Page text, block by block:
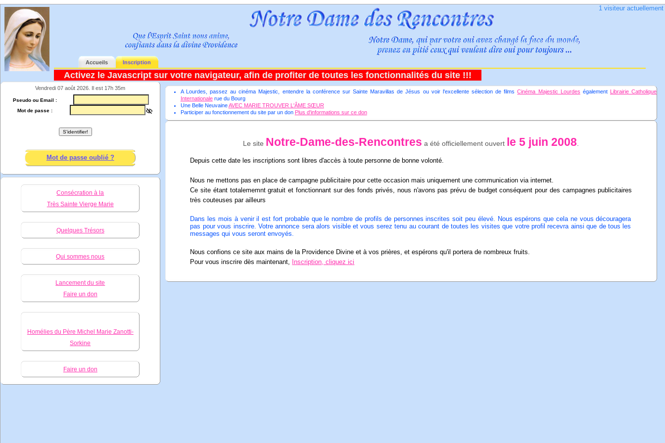
1 visiteur actuellement
Accueils Inscription
Activez le Javascript sur votre navigateur, afin de profiter de toutes les fonctionnalités du site !!!
Vendredi 07 août 2026. Il est 17h 35m
Pseudo ou Email :
Mot de passe :
Mot de passe oublié ?
Consécration à la
Très Sainte Vierge Marie
Quelques Trésors
Qui sommes nous
Lancement du site
Faire un don
Homélies du Père Michel Marie Zanotti-
Sorkine
Faire un don
A Lourdes, passez au cinéma Majestic, entendre la conférence sur Sainte Maravillas de Jésus ou voir l'excellente sélection de filmsCinéma Majestic Lourdes également Librairie Catholique
Internationalerue du Bourg
Une Belle NeuvaineAVEC MARIE TROUVER L'ÂME SŒUR
Participer au fonctionnement du sitepar un don Plus d'informations sur ce don
Le site Notre-Dame-des-Rencontres a été officiellement ouvert le 5 juin 2008
Depuis cette date les inscriptions sont libres d'accès à toute personne de bonne volonté.
Nous ne mettons pas en place de campagne publicitaire pour cette occasion mais uniquement une communication via internet.
Ce site étant totalememnt gratuit et fonctionnant sur des fonds privés, nous n'avons pas prévu de budget conséquent pour des campagnes publicitaires
très couteuses par ailleurs
Dans les mois à venir il est fort probable que le nombre de profils de personnes inscrites soit peu élevé. Nous espérons que cela ne vous découragera
pas pour vous inscrire. Votre annonce sera alors visible et vous serez tenu au courant de toutes les visites que votre profil recevra ainsi que de tous les
messages qui vous seront envoyés.
Nous confions ce site aux mains de la Providence Divine et à vos prières, et espérons qu'il portera de nombreux fruits.
Pour vous inscrire dès maintenant, Inscription, cliquez ici